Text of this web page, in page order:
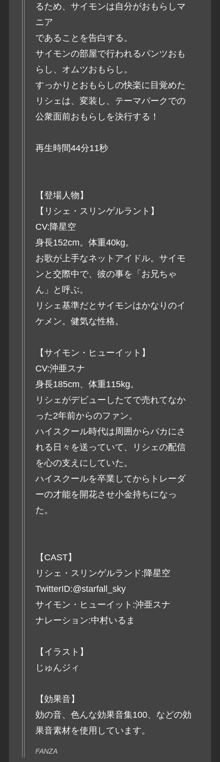
るため、サイモンは自分がおもらしマ
ニア
であることを告白する。
サイモンの部屋で行われるパンツおも
らし、オムツおもらし。
すっかりとおもらしの快楽に目覚めた
リシェは、変装し、テーマパークでの
公衆面前おもらしを決行する！
再生時間44分11秒
【登場人物】
【リシェ・スリンゲルラント】
CV:降星空
身長152cm。体重40kg。
お歌が上手なネットアイドル。サイモ
ンと交際中で、彼の事を「お兄ちゃ
ん」と呼ぶ。
リシェ基準だとサイモンはかなりのイ
ケメン。健気な性格。
【サイモン・ヒューイット】
CV:沖亜スナ
身長185cm、体重115kg。
リシェがデビューしたてで売れてなか
った2年前からのファン。
ハイスクール時代は周囲からバカにさ
れる日々を送っていて、リシェの配信
を心の支えにしていた。
ハイスクールを卒業してからトレーダ
ーの才能を開花させ小金持ちになっ
た。
【CAST】
リシェ・スリンゲルランド:降星空
TwitterID:@starfall_sky
サイモン・ヒューイット:沖亜スナ
ナレーション:中村いるま
【イラスト】
じゅんジィ
【効果音】
効の音、色んな効果音集100、などの効
果音素材を使用しています。
FANZA